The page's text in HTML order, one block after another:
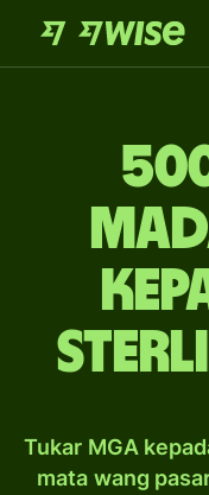
Tukar MGA
mata wang